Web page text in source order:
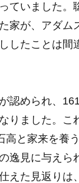
ていました。
家が、アダム
したことは間
認められ、
りました。こ
高と家来を養
逸見に与えら
えた見返りは